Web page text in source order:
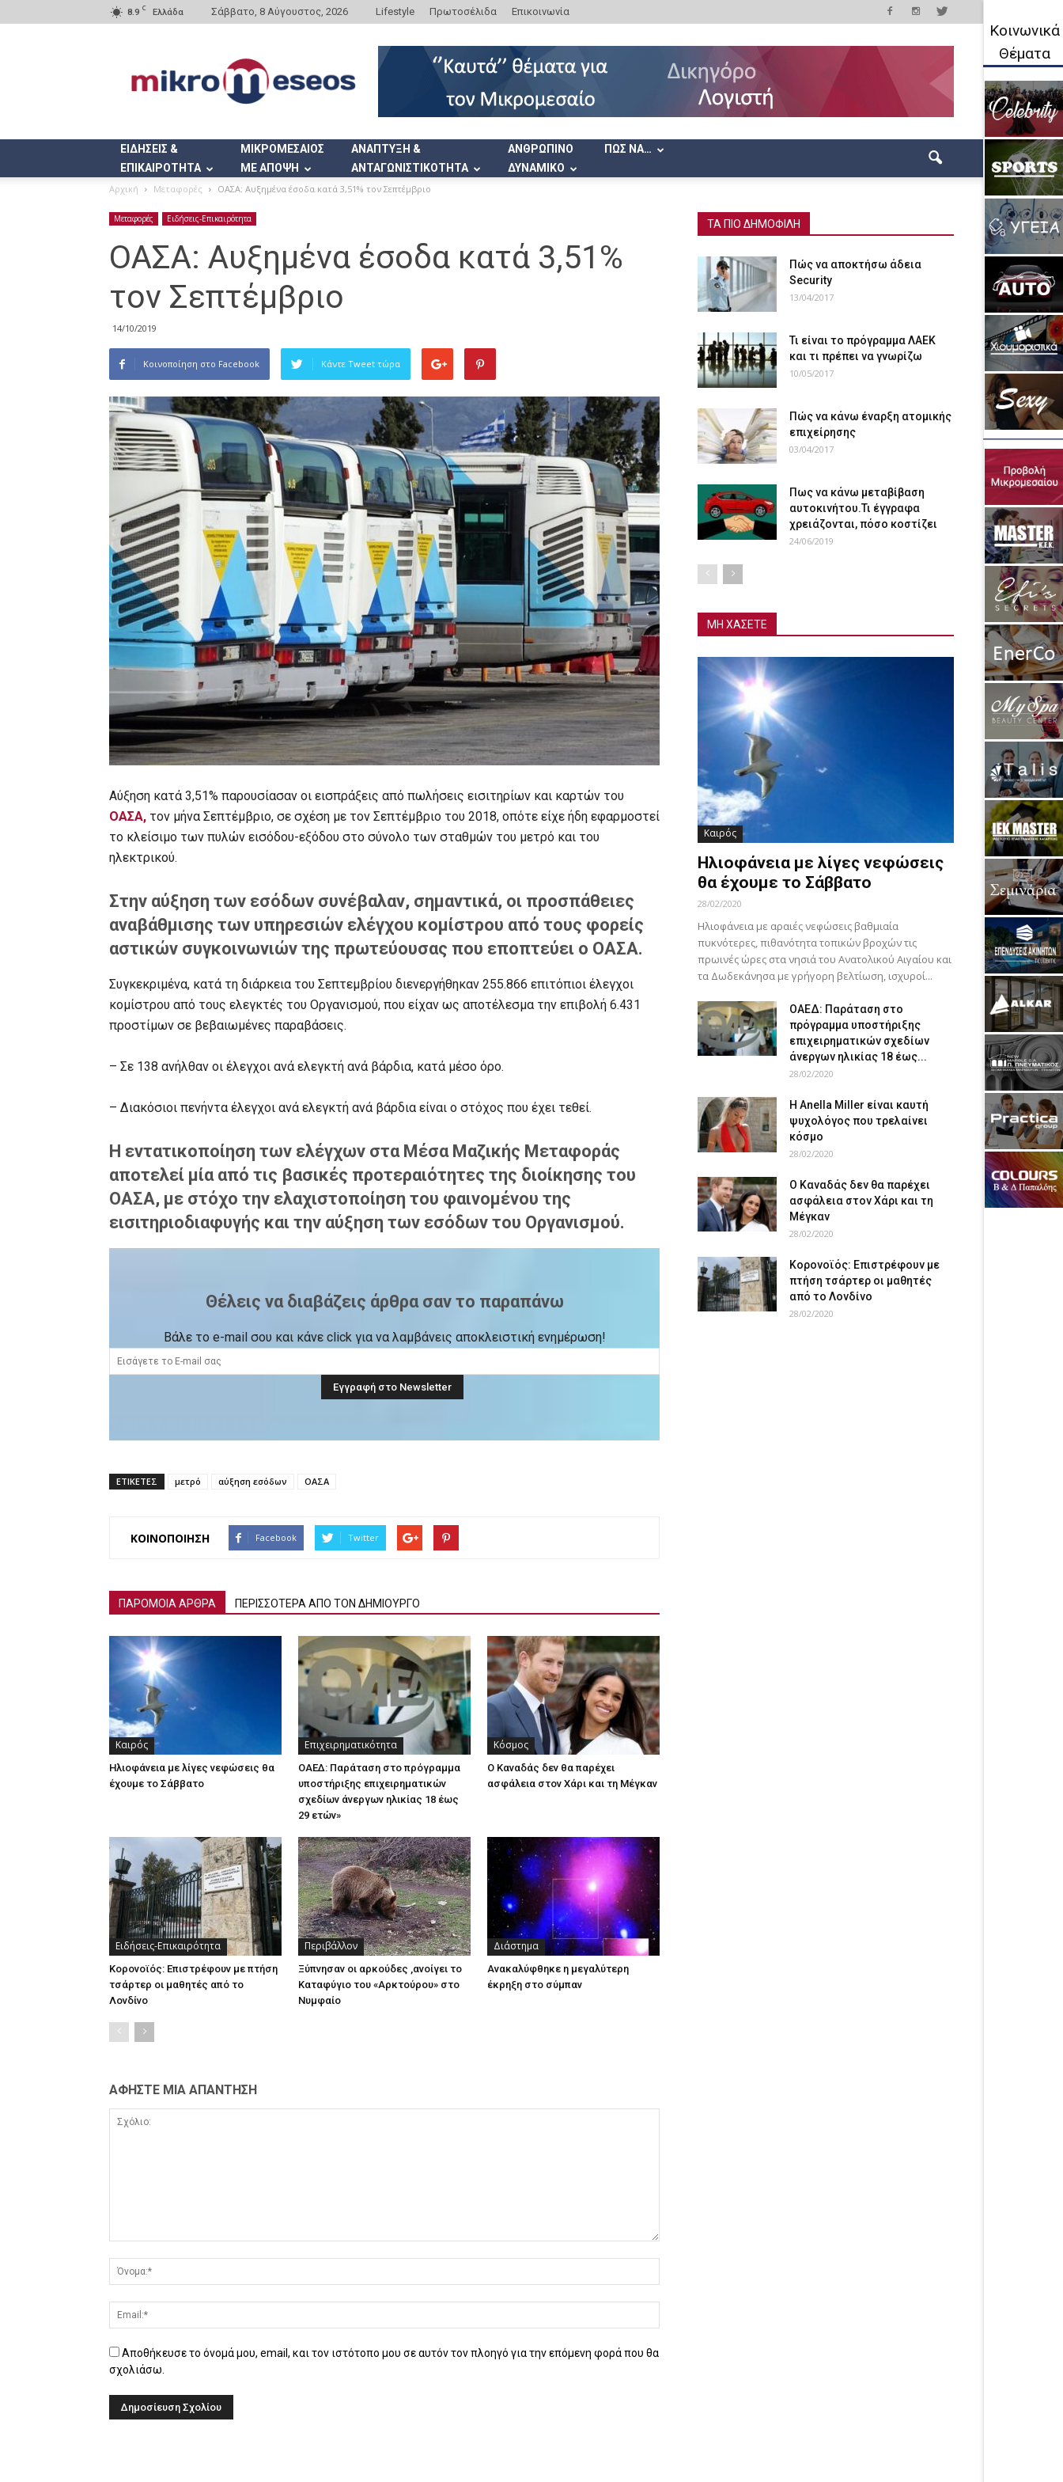
8.9 C Ελλάδα Σάββατο, 8 Αύγουστος, 2026 Lifestyle Πρωτοσέλιδα Επικοινωνία
ΕΙΔΗΣΕΙΣ &
ΕΠΙΚΑΙΡΟΤΗΤΑ
ΜΙΚΡΟΜΕΣΑΙΟΣ
ΜΕ ΑΠΟΨΗ
ΑΝΑΠΤΥΞΗ &
ΑΝΤΑΓΩΝΙΣΤΙΚΟΤΗΤΑ
ΑΝΘΡΩΠΙΝΟ
ΔΥΝΑΜΙΚΟ
ΠΩΣ ΝΑ…
Αρχική Μεταφορές ΟΑΣΑ: Αυξημένα έσοδα κατά 3,51% τον Σεπτέμβριο
Μεταφορές Ειδήσεις-Επικαιρότητα
ΟΑΣΑ: Αυξημένα έσοδα κατά 3,51%
τον Σεπτέμβριο
14/10/2019
Κοινοποίηση στο Facebook Κάντε Tweet τώρα
Αύξηση κατά 3,51% παρουσίασαν οι εισπράξεις από πωλήσεις εισιτηρίων και καρτών του
ΟΑΣΑ, τον μήνα Σεπτέμβριο, σε σχέση με τον Σεπτέμβριο του 2018, οπότε είχε ήδη εφαρμοστεί
το κλείσιμο των πυλών εισόδου-εξόδου στο σύνολο των σταθμών του μετρό και του
ηλεκτρικού.
Στην αύξηση των εσόδων συνέβαλαν, σημαντικά, οι προσπάθειες
αναβάθμισης των υπηρεσιών ελέγχου κομίστρου από τους φορείς
αστικών συγκοινωνιών της πρωτεύουσας που εποπτεύει ο ΟΑΣΑ.
Συγκεκριμένα, κατά τη διάρκεια του Σεπτεμβρίου διενεργήθηκαν 255.866 επιτόπιοι έλεγχοι
κομίστρου από τους ελεγκτές του Οργανισμού, που είχαν ως αποτέλεσμα την επιβολή 6.431
προστίμων σε βεβαιωμένες παραβάσεις.
– Σε 138 ανήλθαν οι έλεγχοι ανά ελεγκτή ανά βάρδια, κατά μέσο όρο.
– Διακόσιοι πενήντα έλεγχοι ανά ελεγκτή ανά βάρδια είναι ο στόχος που έχει τεθεί.
Η εντατικοποίηση των ελέγχων στα Μέσα Μαζικής Μεταφοράς
αποτελεί μία από τις βασικές προτεραιότητες της διοίκησης του
ΟΑΣΑ, με στόχο την ελαχιστοποίηση του φαινομένου της
εισιτηριοδιαφυγής και την αύξηση των εσόδων του Οργανισμού.
Θέλεις να διαβάζεις άρθρα σαν το παραπάνω
Βάλε το e-mail σου και κάνε click για να λαμβάνεις αποκλειστική ενημέρωση!
ΕΤΙΚΕΤΕΣ μετρό αύξηση εσόδων ΟΑΣΑ
ΚΟΙΝΟΠΟΙΗΣΗ Facebook Twitter
ΠΑΡΟΜΟΙΑ ΑΡΘΡΑ ΠΕΡΙΣΣΟΤΕΡΑ ΑΠΟ ΤΟΝ ΔΗΜΙΟΥΡΓΟ
Καιρός
Ηλιοφάνεια με λίγες νεφώσεις θα
έχουμε το Σάββατο
Επιχειρηματικότητα
ΟΑΕΔ: Παράταση στο πρόγραμμα
υποστήριξης επιχειρηματικών
σχεδίων άνεργων ηλικίας 18 έως
29 ετών»
Κόσμος
Ο Καναδάς δεν θα παρέχει
ασφάλεια στον Χάρι και τη Μέγκαν
Ειδήσεις-Επικαιρότητα
Κορονοϊός: Επιστρέφουν με πτήση
τσάρτερ οι μαθητές από το
Λονδίνο
Περιβάλλον
Ξύπνησαν οι αρκούδες ,ανοίγει το
Καταφύγιο του «Αρκτούρου» στο
Νυμφαίο
Διάστημα
Ανακαλύφθηκε η μεγαλύτερη
έκρηξη στο σύμπαν
ΑΦΗΣΤΕ ΜΙΑ ΑΠΑΝΤΗΣΗ
Αποθήκευσε το όνομά μου, email, και τον ιστότοπο μου σε αυτόν τον πλοηγό για την επόμενη φορά που θα
σχολιάσω.
ΤΑ ΠΙΟ ΔΗΜΟΦΙΛΗ
Πώς να αποκτήσω άδεια
Security
13/04/2017
Τι είναι το πρόγραμμα ΛΑΕΚ
και τι πρέπει να γνωρίζω
10/05/2017
Πώς να κάνω έναρξη ατομικής
επιχείρησης
03/04/2017
Πως να κάνω μεταβίβαση
αυτοκινήτου.Τι έγγραφα
χρειάζονται, πόσο κοστίζει
24/06/2019
ΜΗ ΧΑΣΕΤΕ
Καιρός
Ηλιοφάνεια με λίγες νεφώσεις
θα έχουμε το Σάββατο
28/02/2020
Ηλιοφάνεια με αραιές νεφώσεις βαθμιαία
πυκνότερες, πιθανότητα τοπικών βροχών τις
πρωινές ώρες στα νησιά του Ανατολικού Αιγαίου και
τα Δωδεκάνησα με γρήγορη βελτίωση, ισχυροί...
ΟΑΕΔ: Παράταση στο
πρόγραμμα υποστήριξης
επιχειρηματικών σχεδίων
άνεργων ηλικίας 18 έως...
28/02/2020
Η Anella Miller είναι καυτή
ψυχολόγος που τρελαίνει
κόσμο
28/02/2020
Ο Καναδάς δεν θα παρέχει
ασφάλεια στον Χάρι και τη
Μέγκαν
28/02/2020
Κορονοϊός: Επιστρέφουν με
πτήση τσάρτερ οι μαθητές
από το Λονδίνο
28/02/2020
Κοινωνικά
Θέματα